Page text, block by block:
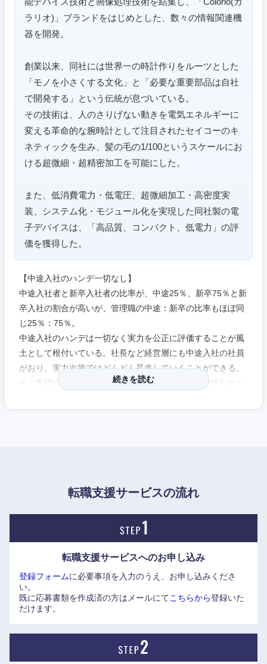
ラリオ)」ブランドをはじめとした、数々の情報関連機
器を開発。
創業以来、同社には世界一の時計作りをルーツとした
「モノを小さくする文化」と「必要な重要部品は自社
で開発する」という伝統が息づいている。
その技術は、人のさりげない動きを電気エネルギーに
変える革命的な腕時計として注目されたセイコーのキ
ネティックを生み、髪の毛の1/100というスケールにお
ける超微細・超精密加工を可能にした。
また、低消費電力・低電圧、超微細加工・高密度実
装、システム化・モジュール化を実現した同社製の電
子デバイスは、「高品質、コンパクト、低電力」の評
価を獲得した。
【中途入社のハンデ一切なし】
中途入社者と新卒入社者の比率が、中途25％、新卒75％と新
卒入社の割合が高いが、管理職の中途：新卒の比率もほぼ同
じ25％：75％。
中途入社のハンデは一切なく実力を公正に評価することが風
土として根付いている。社長など経営層にも中途入社の社員
がおり、実力次第ではどんどん昇進していくことができる。
※ご希望のポジションはもちろん、面談にて今まで培われた
際も徹底的にこだわり、満足のいくものが出来上がるまで妥
う姿勢をもって仕事をしている。
●製品を作る上で重要なキーデバイスや販売網を内製化して
創造と挑戦を続けている。
●チームワークを非常に重視して仕事をしている。部分最適
ではなく、全体最適をモットーとし、摺り合せの文化が浸透
している。
もおり、更に定年後に再雇用として働き続ける方もいる。
続きを読む
転職支援サービスの流れ
転職支援サービスへのお申し込み
登録フォームに必要事項を入力のうえ、お申し込みくださ
い。
既に応募書類を作成済の方はメールにてこちらから登録いた
だけます。
岐阜県
愛知県 三重県
奈良県 和歌山県